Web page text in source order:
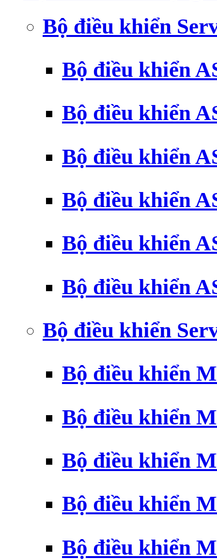
Bộ điều khiển
Bộ điều khiển
Bộ điều khiển
Bộ điều khiển
Bộ điều khiển
Bộ điều khiển
Bộ điều khiển
Bộ điều khiển
Bộ điều khiển
Bộ điều khiển
Bộ điều khiển
Bộ điều khiển
Bộ điều khiển